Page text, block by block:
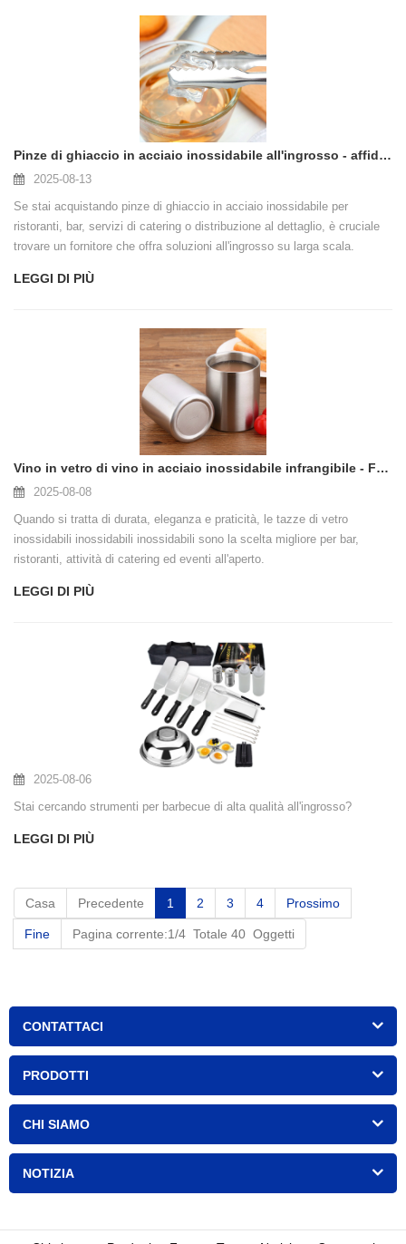
Pinze di ghiaccio in acciaio inossidabile all'ingrosso - affidabili, durevoli e progettati per gli acquirenti di massa
2025-08-13
Se stai acquistando pinze di ghiaccio in acciaio inossidabile per
ristoranti, bar, servizi di catering o distribuzione al dettaglio, è cruciale
trovare un fornitore che offra soluzioni all'ingrosso su larga scala.
LEGGI DI PIÙ
Vino in vetro di vino in acciaio inossidabile infrangibile - Fornitore all'ingrosso e OEM
2025-08-08
Quando si tratta di durata, eleganza e praticità, le tazze di vetro
inossidabili inossidabili inossidabili sono la scelta migliore per bar,
ristoranti, attività di catering ed eventi all'aperto.
LEGGI DI PIÙ
2025-08-06
Stai cercando strumenti per barbecue di alta qualità all'ingrosso?
LEGGI DI PIÙ
Casa Precedente 1 2 3 4 Prossimo
Fine Pagina corrente:1/4 Totale 40 Oggetti
CONTATTACI
PRODOTTI
CHI SIAMO
NOTIZIA